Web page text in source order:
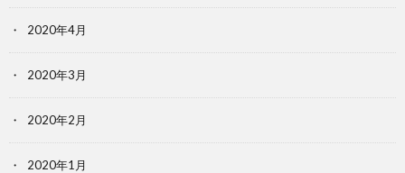
2020年4月
2020年3月
2020年2月
2020年1月